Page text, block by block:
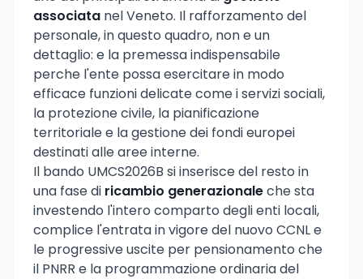
associata nel Veneto. Il rafforzamento del
personale, in questo quadro, non e un
dettaglio: e la premessa indispensabile
perche l'ente possa esercitare in modo
efficace funzioni delicate come i servizi sociali,
la protezione civile, la pianificazione
territoriale e la gestione dei fondi europei
destinati alle aree interne.
Il bando UMCS2026B si inserisce del resto in
una fase di ricambio generazionaleche sta
investendo l'intero comparto degli enti locali,
complice l'entrata in vigore del nuovo CCNL e
le progressive uscite per pensionamento che
il PNRR e la programmazione ordinaria del